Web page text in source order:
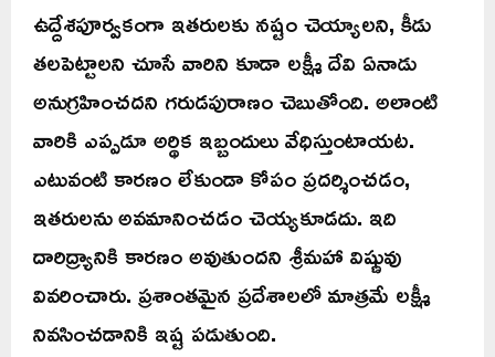
ఉద్దేశపూర్వకంగా ఇతరులకు నష్టం చెయ్యాలని, కీడు
తలపెట్టాలని చూసే వారిని కూడా లక్ష్మీ దేవి ఏనాడు
అనుగ్రహించదని గరుడపురాణం చెబుతోంది. అలాంటి
వారికి ఎప్పడూ అర్థిక ఇబ్బందులు వేధిస్తుంటాయట.
ఎటువంటి కారణం లేకుండా కోపం ప్రదర్శించడం,
ఇతరులను అవమానించడం చెయ్యకూడదు. ఇది
దారిద్ర్యానికి కారణం అవుతుందని శ్రీమహా విష్ణువు
వివరించారు. ప్రశాంతమైన ప్రదేశాలలో మాత్రమే లక్ష్మీ
నివసించడానికి ఇష్ట పడుతుంది.